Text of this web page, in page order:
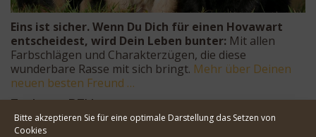
Bitte akzeptieren Sie für eine optimale Darstellung das Setzen von
Cookies
Eins ist sicher. Wenn Du Dich für einen Hovawart
entscheidest, wird Dein Leben bunter: Mit allen
Farbschlägen und Charakterzügen, die diese
wunderbare Rasse mit sich bringt. Mehr über Deinen
neuen besten Freund …
Zucht im RZV